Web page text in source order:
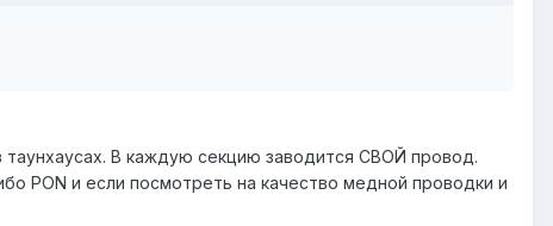
В каждую секцию заводится СВОЙ провод.
PON и если посмотреть на качество медной проводки и